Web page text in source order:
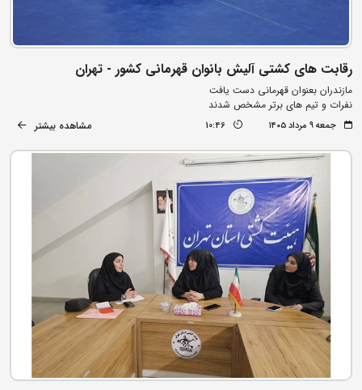
رقابت های کشتی آلیش بانوان قهرمانی کشور - تهران
مازندران بعنوان قهرمانی دست یافت
نفرات و تیم های برتر مشخص شدند
جمعه ۹ مرداد ۱۴۰۵ 10:46 مشاهده بیشتر